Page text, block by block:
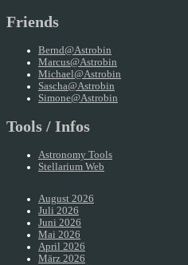
Friends
Bernd@Astrobin
Marcus@Astrobin
Michael@Astrobin
Sascha@Astrobin
Simone@Astrobin
Tools / Infos
Astronomy Tools
Stellarium Web
August 2026
Juli 2026
Juni 2026
Mai 2026
April 2026
März 2026